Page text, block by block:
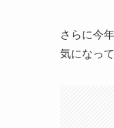
さらに今
気になっ